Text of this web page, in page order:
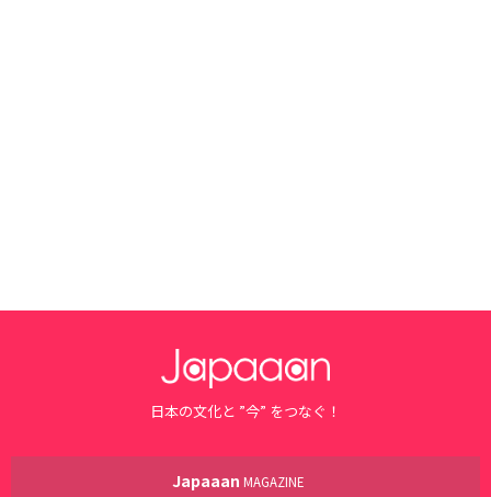
日本の文化と ”今” をつなぐ！
Japaaan MAGAZINE